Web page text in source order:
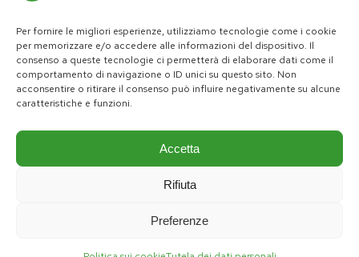
Per fornire le migliori esperienze, utilizziamo tecnologie come i cookie
per memorizzare e/o accedere alle informazioni del dispositivo. Il
consenso a queste tecnologie ci permetterà di elaborare dati come il
comportamento di navigazione o ID unici su questo sito. Non
acconsentire o ritirare il consenso può influire negativamente su alcune
caratteristiche e funzioni.
Accetta
Rifiuta
Preferenze
pd@consiglio.regione.lombardia.it
ufficiostampa.pd@consiglio.regione.lombardia.it
Pagine Facebook Gruppo Consiliare PD LombardiaPagina Messenger Gruppo Consiliare PD LombardiaPagina Instagram Gruppo PD LombardiaPagina Youtube Gruppo PD Lombardia